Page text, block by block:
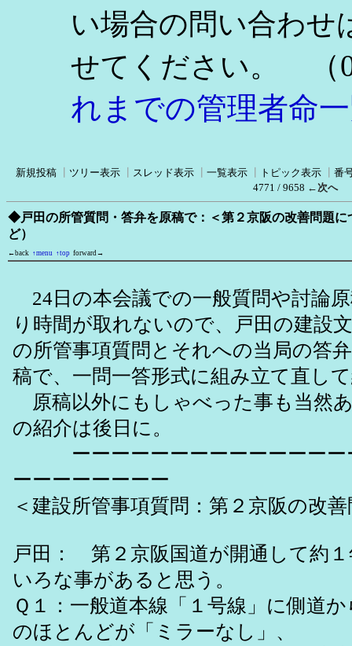
い場合の問い合わせ
せてください。
（
れまでの管理者命
新規投稿 ツリー表示 スレッド表示 一覧表示 トピック表示
番
4771 / 9658 ←次へ
◆戸田の所管質問・答弁を原稿で：＜第２京阪の改善問題に
ど）
←back ↑menu ↑top forward→
24日の本会議での一般質問や討論
り時間が取れないので、戸田の建設
の所管事項質問とそれへの当局の答
稿で、一問一答形式に組み立て直し
原稿以外にもしゃべった事も当然
の紹介は後日に。
ーーーーーーーーーーーーーー
ーーーーーーーー
＜建設所管事項質問：第２京阪の改
戸田： 第２京阪国道が開通して約
いろな事があると思う。
Ｑ１：一般道本線「１号線」に側道
のほとんどが「ミラーなし」、